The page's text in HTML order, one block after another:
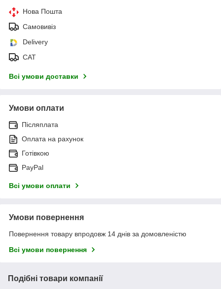
Нова Пошта
Самовивіз
Delivery
САТ
Всі умови доставки
Умови оплати
Післяплата
Оплата на рахунок
Готівкою
PayPal
Всі умови оплати
Умови повернення
Повернення товару впродовж 14 днів за домовленістю
Всі умови повернення
Подібні товари компанії